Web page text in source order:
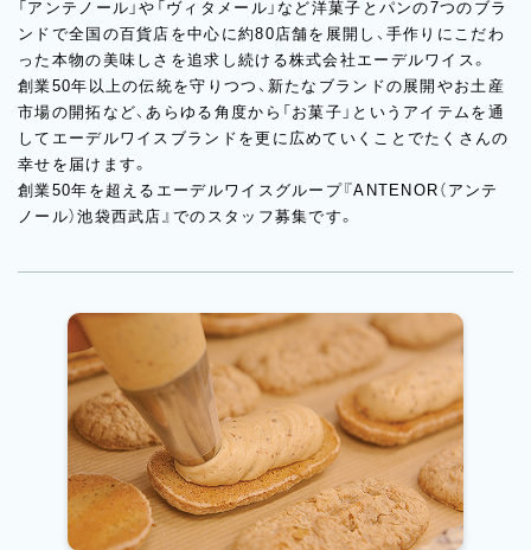
「アンテノール」や「ヴィタメール」など洋菓子とパンの7つのブラ
ンドで全国の百貨店を中心に約80店舗を展開し、手作りにこだわ
った本物の美味しさを追求し続ける株式会社エーデルワイス。
創業50年以上の伝統を守りつつ、新たなブランドの展開やお土産
市場の開拓など、あらゆる角度から「お菓子」というアイテムを通
してエーデルワイスブランドを更に広めていくことでたくさんの
幸せを届けます。
創業50年を超えるエーデルワイスグループ『ANTENOR（アンテ
ノール）池袋西武店』でのスタッフ募集です。